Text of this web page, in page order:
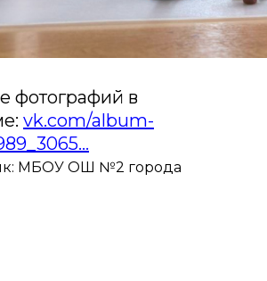
фотографий в
vk.com/album-
МБОУ ОШ №2 города